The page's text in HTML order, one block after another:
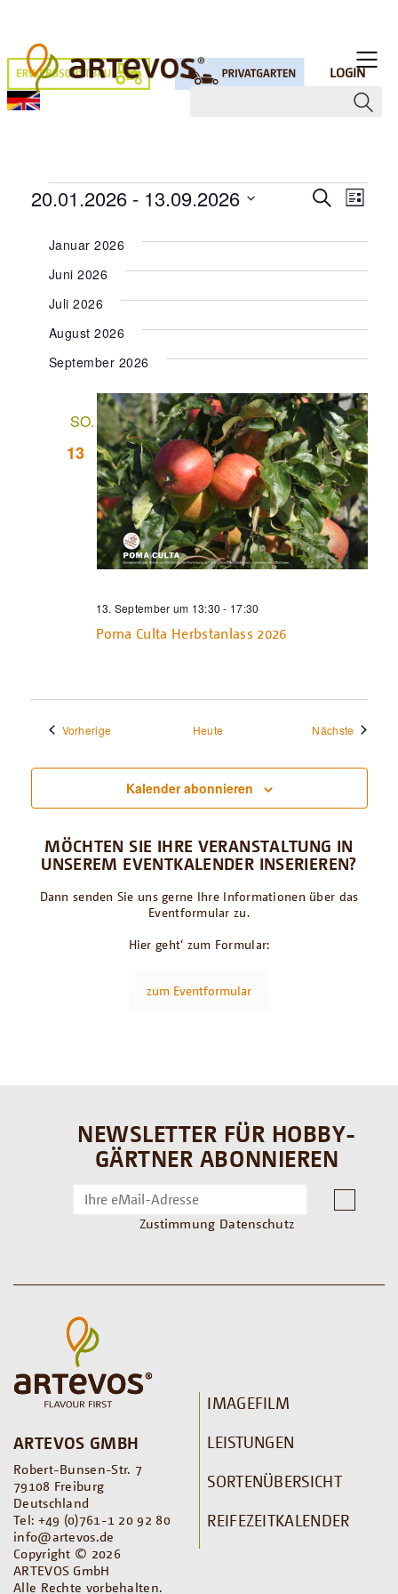
LOGIN
VERANSTALTUNGEN
UND
Suche Liste
20.01.2026 - 13.09.2026
wählen.
Januar 2026
Juni 2026
Juli 2026
August 2026
September 2026
SO.
13
Poma Culta Herbstanlass 2026
13. September um 13:30 - 17:30
VorherigeVeranstaltungen Heute Nächste
Kalender abonnieren
MÖCHTEN SIE IHRE VERANSTALTUNG IN
UNSEREM EVENTKALENDER INSERIEREN?
Dann senden Sie uns gerne Ihre Informationen über das
Eventformular zu.
Hier geht‘ zum Formular:
zum Eventformular
NEWSLETTER FÜR HOBBY-
GÄRTNER ABONNIEREN
Zustimmung Datenschutz
ARTEVOS GMBH
Robert-Bunsen-Str. 7
79108 Freiburg
Deutschland
Tel: +49 (0)761-1 20 92 80
info@artevos.de
Copyright © 2026
ARTEVOS GmbH
Alle Rechte vorbehalten.
IMAGEFILM
LEISTUNGEN
SORTENÜBERSICHT
REIFEZEITKALENDER